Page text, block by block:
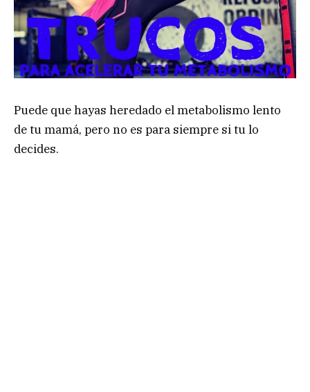
Puede que hayas heredado el metabolismo lento
de tu mamá, pero no es para siempre si tu lo
decides.